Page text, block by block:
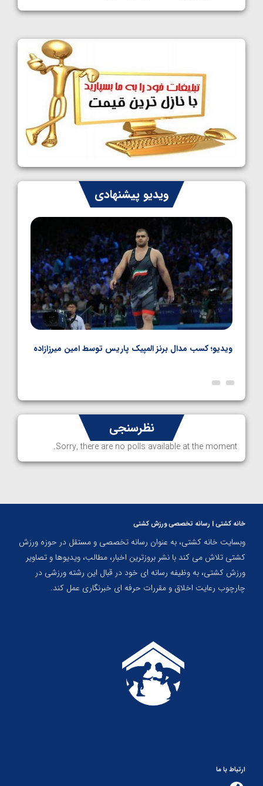
1405/05/11
کشتی آزاد نوجوانان جهان؛ رقبای نمایندگان
ایران مشخص شدند
1405/05/08
کشتی فرنگی نوجوانان جهان؛ سکوی تیمی
سوم برای ایران
1405/05/07
ایران چشم به راه چهار مدال در پنج وزن دوم
کشتی فرنگی نوجوانان جهان
1405/05/06
ویدیو پیشنهادی
ویدیو؛ کسب مدال برنز المپیک پاریس توسط امین میرزازاده
نظرسنجی
Sorry, there are no polls available at the moment.
خانه کشتی | رسانه تخصصی ورزش کشتی
وبسایت خانه کشتی، به عنوان رسانه تخصصی و مستقل در حوزه ورزش
کشتی تلاش می کند با نشر بروزترین اخبار، مطالب، ویدیوها و تصاویر
ورزش کشتی، به وظیفه رسانه ای خود در قبال این رشته ورزشی در
چارچوب رعایت اخلاق و مقررات حرفه ای خبرنگاری عمل کند.
ارتباط با ما